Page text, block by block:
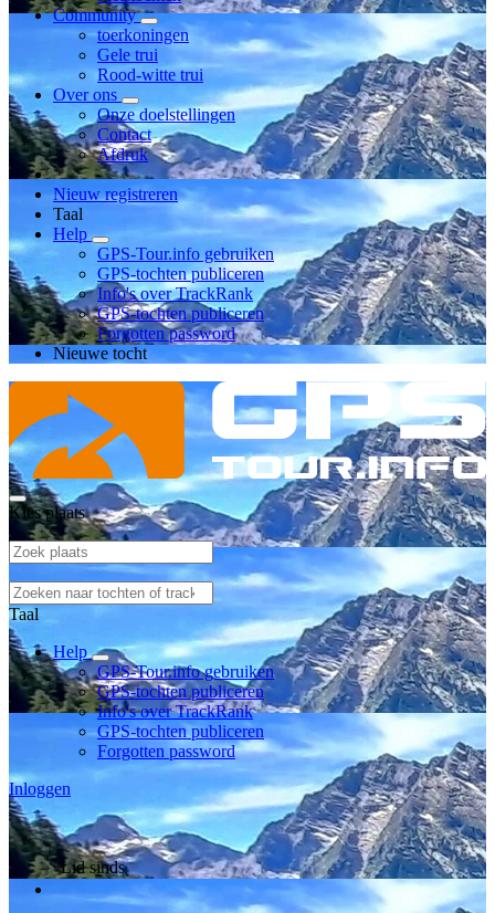
Community
toerkoningen
Gele trui
Rood-witte trui
Over ons
Onze doelstellingen
Contact
Afdruk
Nieuw registreren
Taal
Help
GPS-Tour.info gebruiken
GPS-tochten publiceren
Info's over TrackRank
GPS-tochten publiceren
Forgotten password
Nieuwe tocht
Kies plaats
Taal
Help
GPS-Tour.info gebruiken
GPS-tochten publiceren
Info's over TrackRank
GPS-tochten publiceren
Forgotten password
Inloggen
Lid sinds